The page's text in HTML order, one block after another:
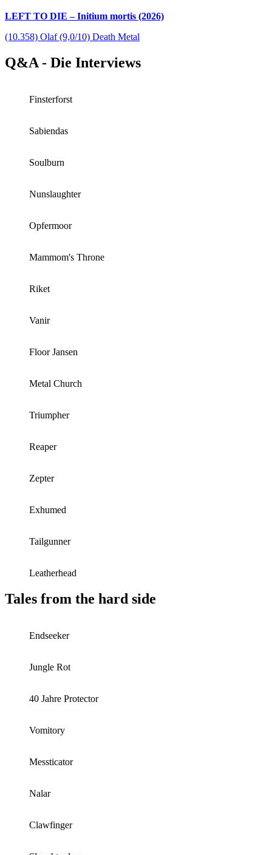
LEFT TO DIE – Initium mortis (2026)
(10.358) Olaf (9,0/10) Death Metal
Q&A - Die Interviews
Finsterforst
Sabiendas
Soulburn
Nunslaughter
Opfermoor
Mammom's Throne
Riket
Vanir
Floor Jansen
Metal Church
Triumpher
Reaper
Zepter
Exhumed
Tailgunner
Leatherhead
Tales from the hard side
Endseeker
Jungle Rot
40 Jahre Protector
Vomitory
Messticator
Nalar
Clawfinger